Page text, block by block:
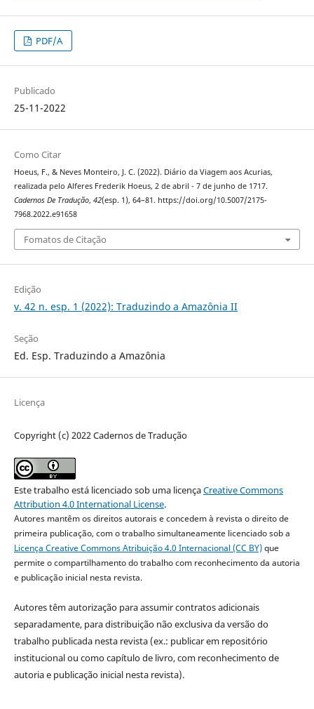
PDF/A
Publicado
25-11-2022
Como Citar
Hoeus, F., & Neves Monteiro, J. C. (2022). Diário da Viagem aos Acurias,
realizada pelo Alferes Frederik Hoeus, 2 de abril - 7 de junho de 1717.
Cadernos De Tradução, 42(esp. 1), 64–81. https://doi.org/10.5007/2175-
7968.2022.e91658
Fomatos de Citação
Edição
v. 42 n. esp. 1 (2022): Traduzindo a Amazônia II
Seção
Ed. Esp. Traduzindo a Amazônia
Licença
Copyright (c) 2022 Cadernos de Tradução
Este trabalho está licenciado sob uma licençaCreative Commons
Attribution 4.0 International License.
Autores mantêm os direitos autorais e concedem à revista o direito de
primeira publicação, com o trabalho simultaneamente licenciado sob a
Licença Creative Commons Atribuição 4.0 Internacional (CC BY)que
permite o compartilhamento do trabalho com reconhecimento da autoria
e publicação inicial nesta revista.
Autores têm autorização para assumir contratos adicionais
separadamente, para distribuição não exclusiva da versão do
trabalho publicada nesta revista (ex.: publicar em repositório
institucional ou como capítulo de livro, com reconhecimento de
autoria e publicação inicial nesta revista).